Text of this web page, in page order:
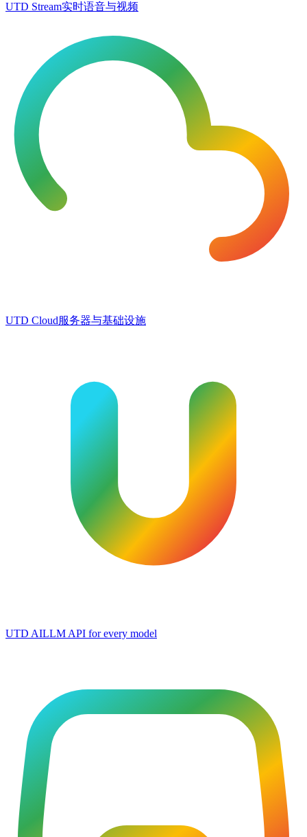
UTD Stream实时语音与视频
UTD Cloud服务器与基础设施
UTD AILLM API for every model